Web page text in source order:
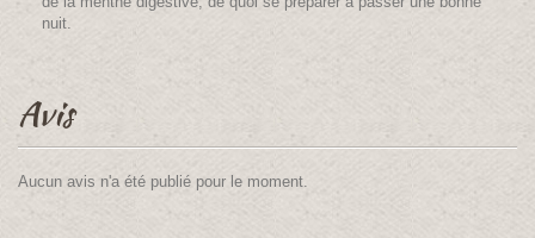
nuit.
Avis
Aucun avis n'a été publié pour le moment.